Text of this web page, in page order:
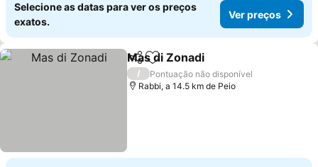
Selecione as datas para ver os preços
exatos.
Ver preços
PartilharAdicionar aos favoritos
Mas di Zonadi
/
Pontuação não disponível
Rabbi, a 14.5 km de Peio